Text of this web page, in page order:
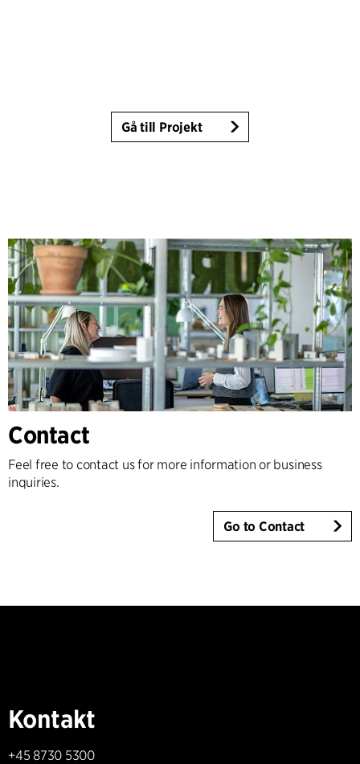
Gå till Projekt
Contact
Feel free to contact us for more information or business
inquiries.
Go to Contact
Kontakt
+45 8730 5300